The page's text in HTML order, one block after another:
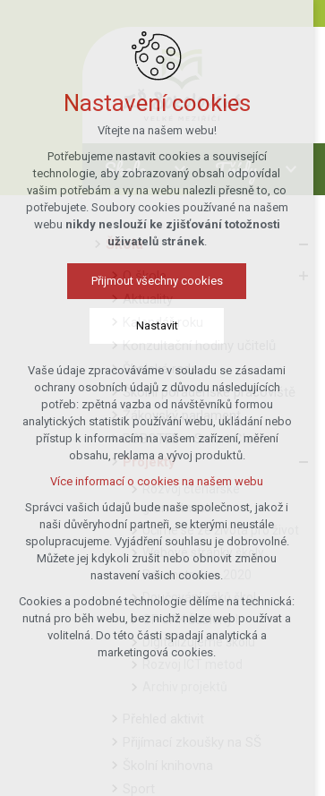
Škola Třídy
Škola
O škole
Aktuality
Kalendář roku
Konzultační hodiny učitelů
Školská rada
Školní poradenské pracoviště
Žákovský parlament
ROBOTEL – Smart Class
Projekty
Rozvoj čtenářské
gramotnosti
Učíme se ze života pro život
Webové stránky školy
Rekonstrukce 2020
Doučování žáků škol
OP JAK Šablony I
Digitalizujeme školu
Nastavení cookies
Vítejte na našem webu!
Potřebujeme nastavit cookies a související
technologie, aby zobrazovaný obsah odpovídal
vašim potřebám a vy na webu nalezli přesně to, co
potřebujete. Soubory cookies používané na našem
webu nikdy neslouží ke zjišťování totožnosti
uživatelů stránek.
Přijmout všechny cookies
Nastavit
Technická cookies
nutná pro provozování webu
udržení kontextu stránek (session):
případná přihlášení, volby jazyka, apod.
Volitelná cookies
analytická pro anonymizované
vyhodnocení návštěvnosti
marketingová cookies (Google)
Více informací o cookies na našem webu
Přijmout všechny cookies
Odmítnout vše
Vaše údaje zpracováváme v souladu se zásadami
ochrany osobních údajů z důvodu následujících
potřeb: zpětná vazba od návštěvníků formou
analytických statistik používání webu, ukládání nebo
přístup k informacím na vašem zařízení, měření
obsahu, reklama a vývoj produktů.
Více informací o cookies na našem webu
Správci vašich údajů bude naše společnost, jakož i
naši důvěryhodní partneři, se kterými neustále
spolupracujeme. Vyjádření souhlasu je dobrovolné.
Můžete jej kdykoli zrušit nebo obnovit změnou
nastavení vašich cookies.
Cookies a podobné technologie dělíme na technická:
nutná pro běh webu, bez nichž nelze web používat a
volitelná. Do této části spadají analytická a
marketingová cookies.